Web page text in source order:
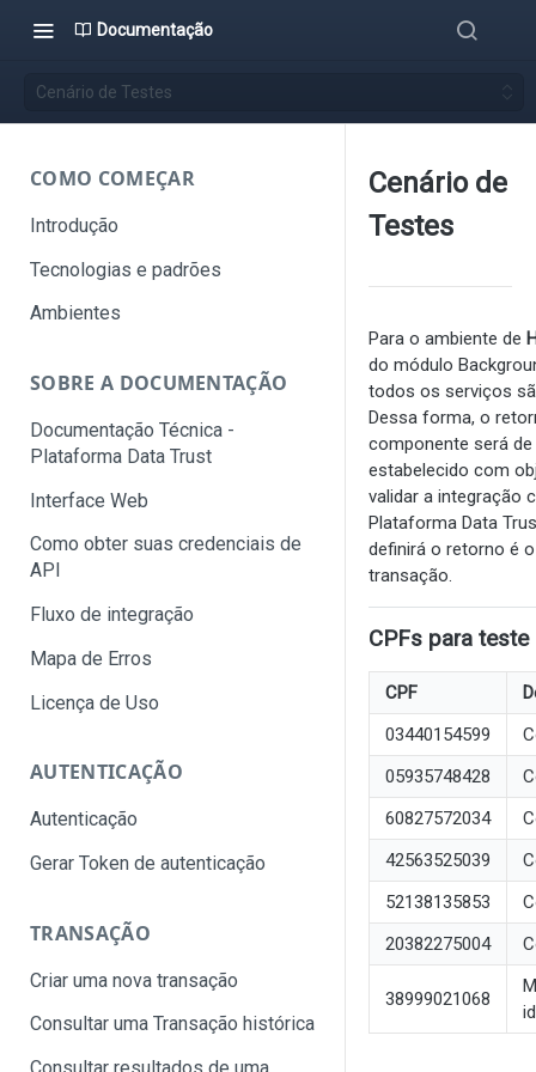
Documentação
Cenário de Testes
COMO COMEÇAR
Introdução
Tecnologias e padrões
Ambientes
SOBRE A DOCUMENTAÇÃO
Documentação Técnica -
Plataforma Data Trust
Interface Web
Como obter suas credenciais de
API
Fluxo de integração
Mapa de Erros
Licença de Uso
AUTENTICAÇÃO
Autenticação
Gerar Token de autenticação
TRANSAÇÃO
Criar uma nova transação
Consultar uma Transação histórica
Cenário de
Testes
Para o ambiente de
do módulo
todos os serviços
Dessa forma, o
componente será
estabelecido com
validar a integração
Plataforma Data
definirá o retorno é
transação.
CPFs para teste
CPF
03440154599
05935748428
60827572034
42563525039
52138135853
20382275004
38999021068